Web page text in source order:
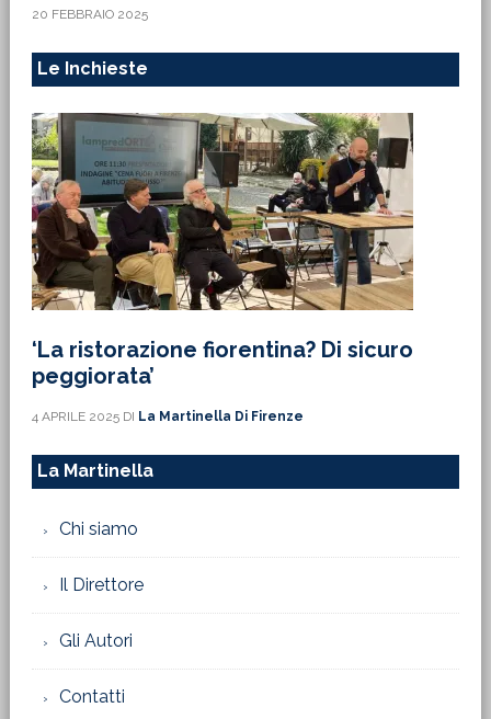
20 FEBBRAIO 2025
Le Inchieste
‘La ristorazione fiorentina? Di sicuro
peggiorata’
4 APRILE 2025DI La Martinella Di Firenze
La Martinella
Chi siamo
Il Direttore
Gli Autori
Contatti